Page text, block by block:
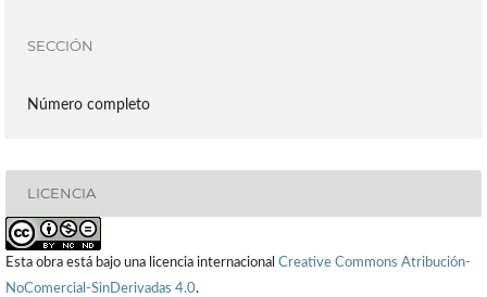
SECCIÓN
Número completo
LICENCIA
Esta obra está bajo una licencia internacional Creative Commons Atribución-
NoComercial-SinDerivadas 4.0.